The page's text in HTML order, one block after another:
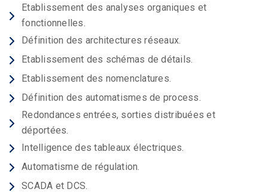
Etablissement des analyses organiques et
fonctionnelles.
Définition des architectures réseaux.
Etablissement des schémas de détails.
Etablissement des nomenclatures.
Définition des automatismes de process.
Redondances entrées, sorties distribuées et
déportées.
Intelligence des tableaux électriques.
Automatisme de régulation.
SCADA et DCS.